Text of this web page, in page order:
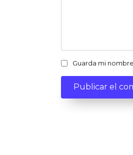
Guarda mi